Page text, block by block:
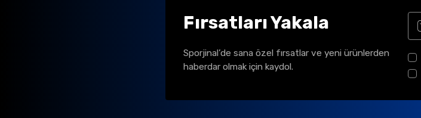
Fırsatları Yakala
Sporjinal’de sana özel fırsatlar ve yeni ürünlerden
haberdar olmak için kaydol.